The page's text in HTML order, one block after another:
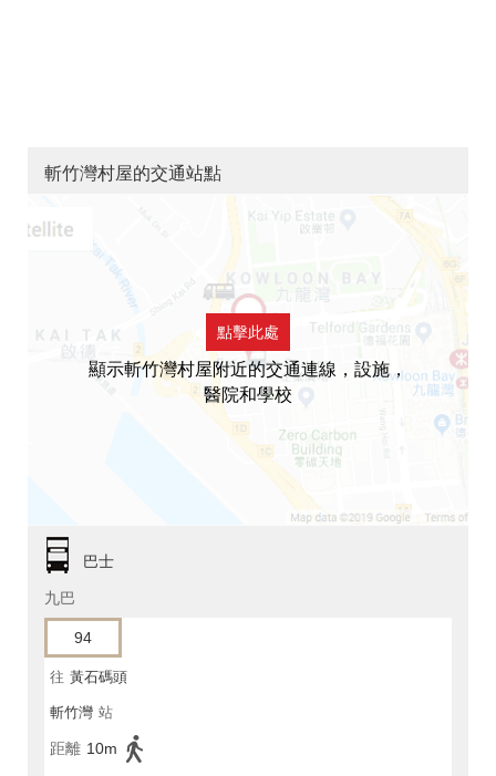
斬竹灣村屋的交通站點
點擊此處
顯示斬竹灣村屋附近的交通連線，設施，
醫院和學校
巴士
九巴
94
往 黃石碼頭
斬竹灣 站
距離 10m